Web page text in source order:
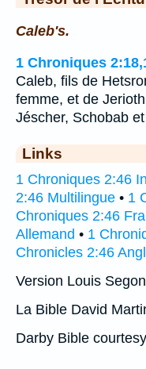
Caleb's.
1 Chroniques
Caleb, fils de
femme, et de
Jéscher, Schobab
Links
1 Chroniques 2:46
2:46 Multilingue • 1
Chroniques 2:46
Allemand • 1
Chronicles 2:46
Version Louis
La Bible David
Darby Bible